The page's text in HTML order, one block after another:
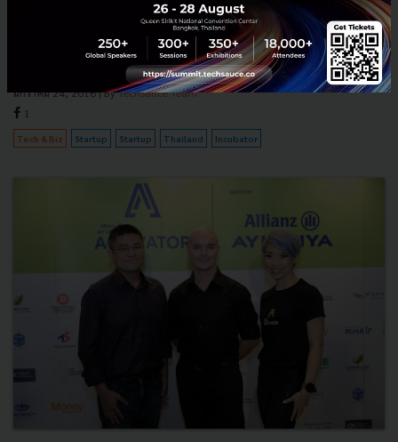
ต่อเนื่องจากบทความเรื่อง HealthTech กำลังมา! จับตา Startup ไทย ผ่าน
โครงการ Allianz Ayudhya Activator ซึ่งเป็นอีกหนึ่งโครงการดีๆที่มอบ
โอกาสให้กับ Startup ซึ่งไม่เพียงแต่ HealthTech ...
มกราคม 24, 2018| ByTechsauce Team
1
Tech & Biz Startup Startup Thailand Incubator